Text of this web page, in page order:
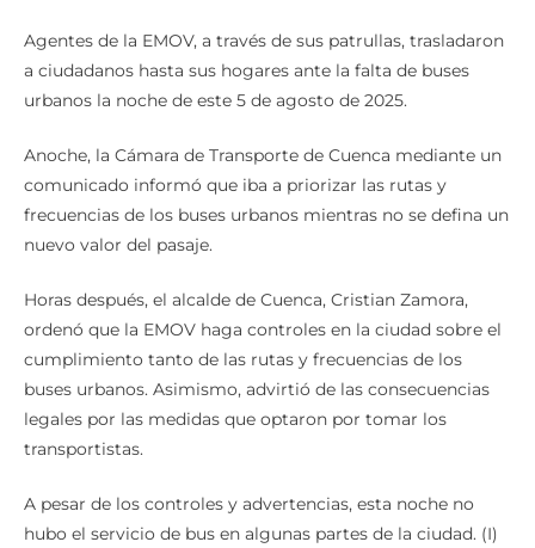
Agentes de la EMOV, a través de sus patrullas, trasladaron
a ciudadanos hasta sus hogares ante la falta de buses
urbanos la noche de este 5 de agosto de 2025.
Anoche, la Cámara de Transporte de Cuenca mediante un
comunicado informó que iba a priorizar las rutas y
frecuencias de los buses urbanos mientras no se defina un
nuevo valor del pasaje.
Horas después, el alcalde de Cuenca, Cristian Zamora,
ordenó que la EMOV haga controles en la ciudad sobre el
cumplimiento tanto de las rutas y frecuencias de los
buses urbanos. Asimismo, advirtió de las consecuencias
legales por las medidas que optaron por tomar los
transportistas.
A pesar de los controles y advertencias, esta noche no
hubo el servicio de bus en algunas partes de la ciudad. (I)